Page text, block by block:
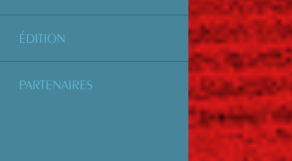
ÉDITION
PARTENAIRES